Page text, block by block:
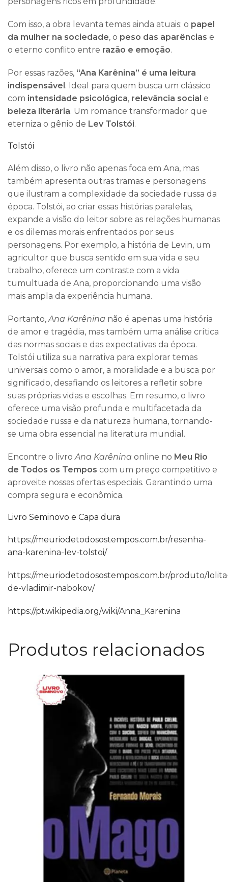
Com isso, a obra levanta temas ainda atuais: o papel
da mulher na sociedade, o peso das aparências e
o eterno conflito entre razão e emoção.
Por essas razões, “Ana Karênina” é uma leitura
indispensável . Ideal para quem busca um clássico
com intensidade psicológica, relevância social e
beleza literária. Um romance transformador que
eterniza o gênio de Lev Tolstói.
Tolstói
Além disso, o livro não apenas foca em Ana, mas
também apresenta outras tramas e personagens
que ilustram a complexidade da sociedade russa da
época. Tolstói, ao criar essas histórias paralelas,
expande a visão do leitor sobre as relações humanas
e os dilemas morais enfrentados por seus
personagens. Por exemplo, a história de Levin, um
agricultor que busca sentido em sua vida e seu
trabalho, oferece um contraste com a vida
tumultuada de Ana, proporcionando uma visão
mais ampla da experiência humana.
Portanto,Ana Karênina não é apenas uma história
de amor e tragédia, mas também uma análise crítica
das normas sociais e das expectativas da época.
Tolstói utiliza sua narrativa para explorar temas
universais como o amor, a moralidade e a busca por
significado, desafiando os leitores a refletir sobre
suas próprias vidas e escolhas. Em resumo, o livro
oferece uma visão profunda e multifacetada da
sociedade russa e da natureza humana, tornando-
se uma obra essencial na literatura mundial.
Encontre o livroAna Karênina online no Meu Rio
de Todos os Tempos com um preço competitivo e
aproveite nossas ofertas especiais. Garantindo uma
compra segura e econômica.
Livro Seminovo e Capa dura
https://meuriodetodosostempos.com.br/resenha-
ana-karenina-lev-tolstoi/
https://meuriodetodosostempos.com.br/produto/
de-vladimir-nabokov/
https://pt.wikipedia.org/wiki/Anna_Karenina
Produtos relacionados